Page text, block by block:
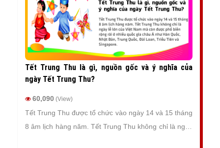
Tết Trung Thu là gì, nguồn gốc và ý nghĩa của
ngày Tết Trung Thu?
60,090 (View)
Tết Trung Thu được tổ chức vào ngày 14 và 15 tháng
8 âm lịch hàng năm. Tết Trung Thu không chỉ là ngày